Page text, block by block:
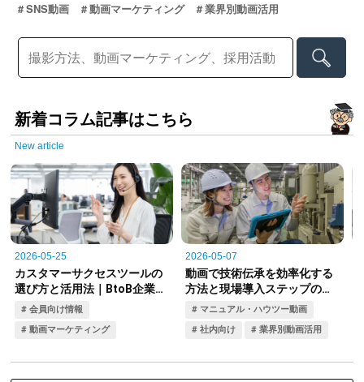
SNS動画
動画マーケティング 業界別動画活用
新着コラム記事はこちら
New article